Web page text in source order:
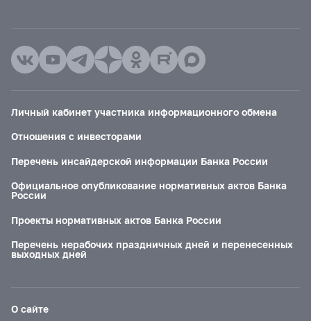
Личный кабинет участника информационного обмена
Отношения с инвесторами
Перечень инсайдерской информации Банка России
Официальное опубликование нормативных актов Банка
России
Проекты нормативных актов Банка России
Перечень нерабочих праздничных дней и перенесенных
выходных дней
О сайте